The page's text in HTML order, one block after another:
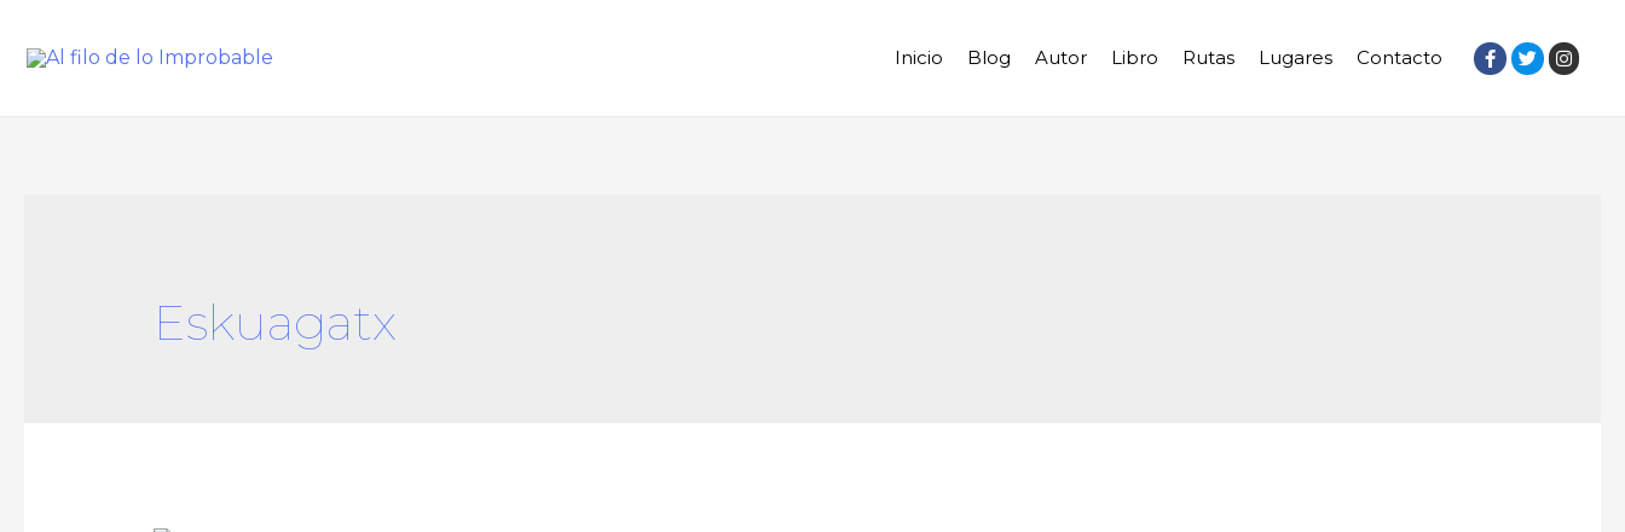
Inicio Blog Autor Libro Rutas Lugares Contacto
Eskuagatx